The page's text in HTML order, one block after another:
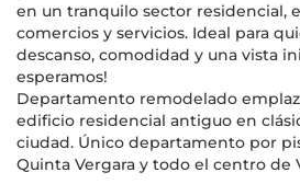
en un tranquilo sector residencial,
comercios y servicios. Ideal para
descanso, comodidad y una vista
esperamos!
Departamento remodelado
edificio residencial antiguo en
ciudad. Único departamento por
Quinta Vergara y todo el centro de